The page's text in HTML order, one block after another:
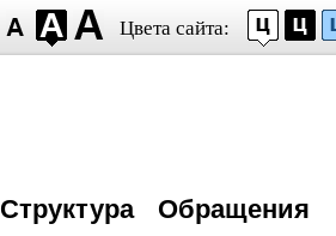
Цвета сайта:
Структура Обращения